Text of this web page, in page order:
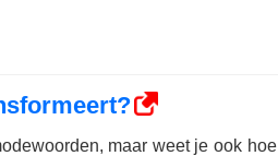
maar weet je ook hoe